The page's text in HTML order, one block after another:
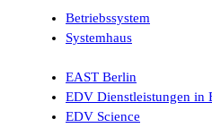
Betriebssystem
Systemhaus
EAST Berlin
EDV Dienstleistungen in
EDV Science